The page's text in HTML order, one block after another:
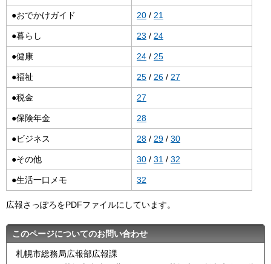
●おでかけガイド 20 / 21
●暮らし 23 / 24
●健康 24 / 25
●福祉 25 / 26 / 27
●税金 27
●保険年金 28
●ビジネス 28 / 29 / 30
●その他 30 / 31 / 32
●生活一口メモ 32
広報さっぽろをPDFファイルにしています。
このページについてのお問い合わせ
札幌市総務局広報部広報課